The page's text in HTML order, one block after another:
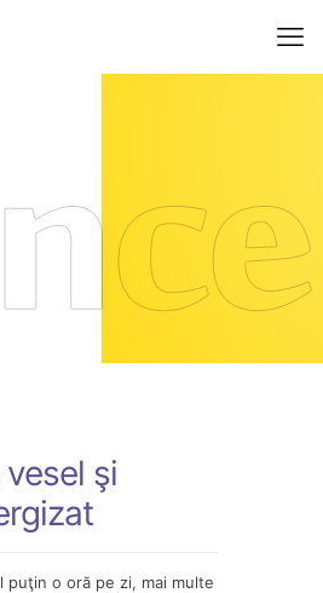
şi
puţin o oră pe zi, mai multe